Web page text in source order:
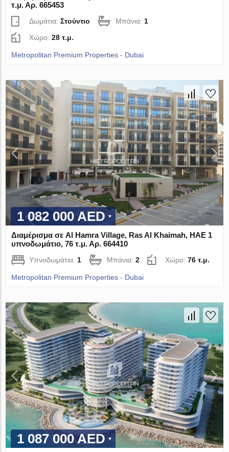
τ.μ. Αρ. 665453
Δωμάτια:Στούντιο Μπάνια:1
Χώρο:28 τ.μ.
Metropolitan Premium Properties - Dubai
1 082 000 AED
Διαμέρισμα σε Al Hamra Village, Ras Al Khaimah, ΗΑΕ 1
υπνοδωμάτιο, 76 τ.μ. Αρ. 664410
Υπνοδωμάτια: 1 Μπάνια:2 Χώρο:76 τ.μ.
Metropolitan Premium Properties - Dubai
1 087 000 AED